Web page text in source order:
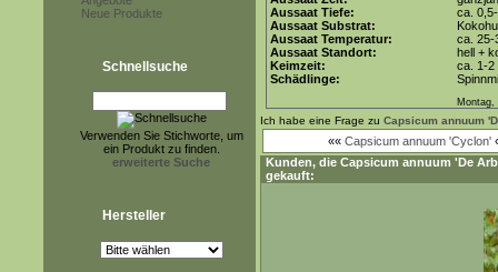
Neue Produkte
Schnellsuche
Verwenden Sie Stichworte, um
ein Produkt zu finden.
erweiterte Suche
Hersteller
Aussaat Tiefe:
ca.
Aussaat Substrat:
Aussaat Temperatur:
ca. 25-
Aussaat Standort:
hell +
Keimzeit:
ca. 1-2
Schädlinge:
Montag,
Ich habe eine Frage zu Capsicum annuum
«« Capsicum annuum 'Cyclon'
Kunden, die Capsicum annuum 'De
gekauft: